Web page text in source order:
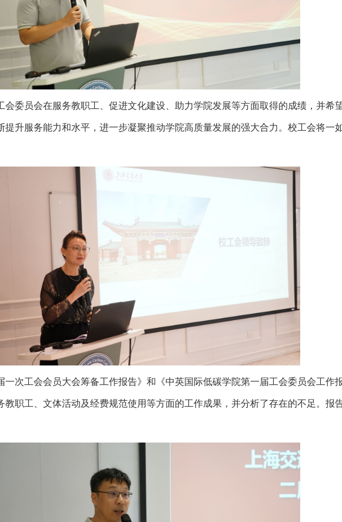
委员会在服务教职工、促进文化建设、助力学院发展等方面取得的成绩，并希
升服务能力和水平，进一步凝聚推动学院高质量发展的强大合力。校工会将一
次工会会员大会筹备工作报告》和《中英国际低碳学院第一届工会委员会工作
职工、文体活动及经费规范使用等方面的工作成果，并分析了存在的不足。报